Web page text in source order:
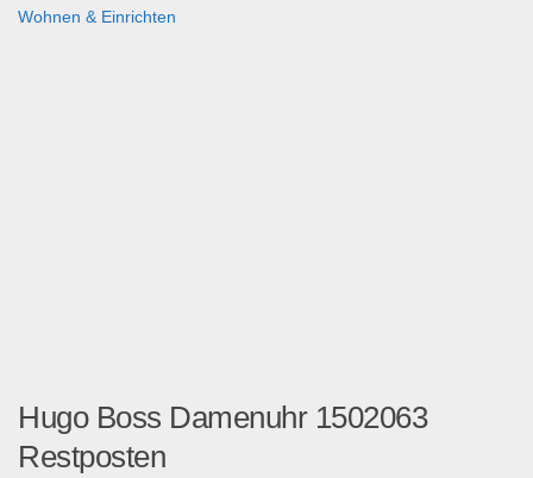
Wohnen & Einrichten
Hugo Boss Damenuhr 1502063
Restposten